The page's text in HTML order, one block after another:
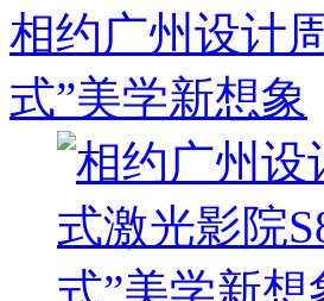
相约广州设计
式”美学新想象